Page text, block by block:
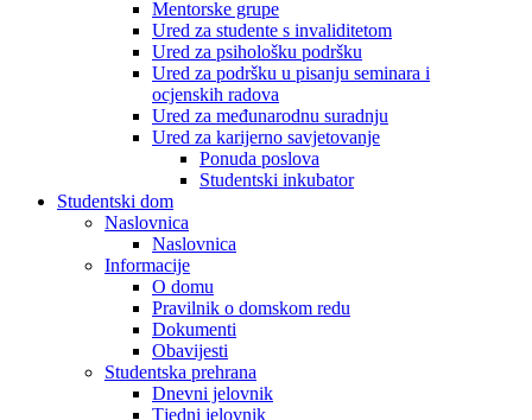
Mentorske grupe
Ured za studente s invaliditetom
Ured za psihološku podršku
Ured za podršku u pisanju seminara i
ocjenskih radova
Ured za međunarodnu suradnju
Ured za karijerno savjetovanje
Ponuda poslova
Studentski inkubator
Studentski dom
Naslovnica
Naslovnica
Informacije
O domu
Pravilnik o domskom redu
Dokumenti
Obavijesti
Studentska prehrana
Dnevni jelovnik
Tjedni jelovnik